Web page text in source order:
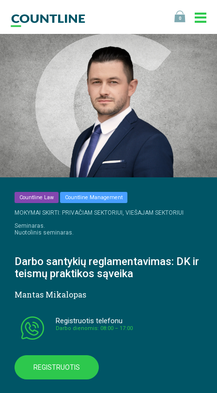
0
Countline Law Countline Management
MOKYMAI SKIRTI: PRIVAČIAM SEKTORIUI, VIEŠAJAM SEKTORIUI
Seminaras.
Nuotolinis seminaras.
Darbo santykių reglamentavimas: DK ir
teismų praktikos sąveika
Mantas Mikalopas
Registruotis telefonu
Darbo dienomis: 08:00 – 17:00
REGISTRUOTIS